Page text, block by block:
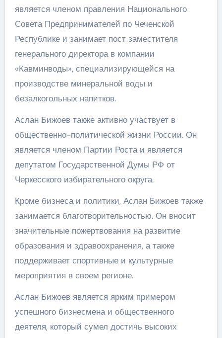
является членом правления Национального
Совета Предпринимателей по Чеченской
Республике и занимает пост заместителя
генерального директора в компании
«Кавминводы», специализирующейся на
производстве минеральной воды и
безалкогольных напитков.
Аслан Бижоев также активно участвует в
общественно-политической жизни России. Он
является членом Партии Роста и является
депутатом Государственной Думы РФ от
Черкесского избирательного округа.
Кроме бизнеса и политики, Аслан Бижоев также
занимается благотворительностью. Он вносит
значительные пожертвования на развитие
образования и здравоохранения, а также
поддерживает спортивные и культурные
мероприятия в своем регионе.
Аслан Бижоев является ярким примером
успешного бизнесмена и общественного
деятеля, который сумел достичь высоких